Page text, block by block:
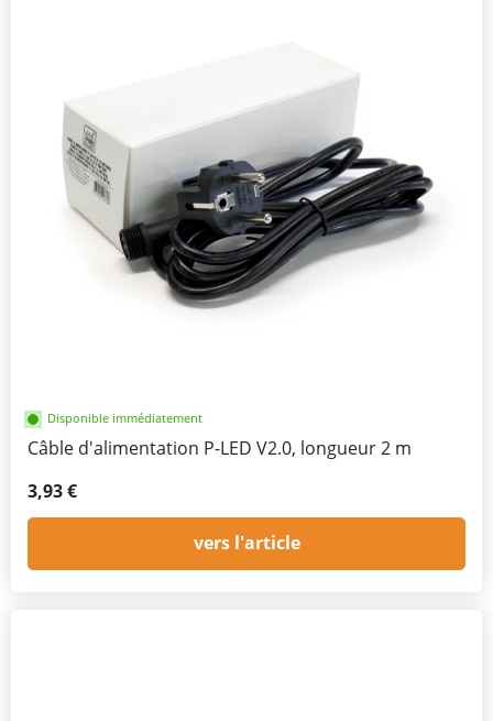
Disponible immédiatement
Câble d'alimentation P-LED V2.0, longueur 2 m
3,93 €
vers l'article